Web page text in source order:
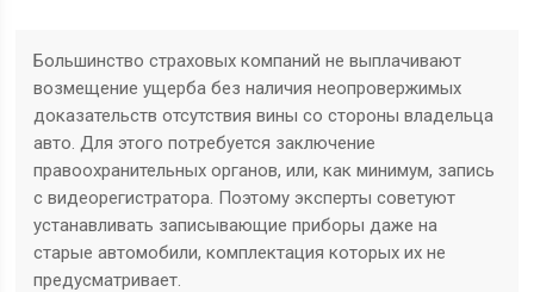
Большинство страховых компаний не выплачивают
возмещение ущерба без наличия неопровержимых
доказательств отсутствия вины со стороны владельца
авто. Для этого потребуется заключение
правоохранительных органов, или, как минимум, запись
с видеорегистратора. Поэтому эксперты советуют
устанавливать записывающие приборы даже на
старые автомобили, комплектация которых их не
предусматривает.